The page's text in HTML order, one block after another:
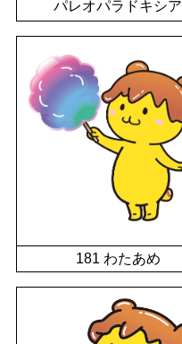
パレオパラドキシア
181 わたあめ